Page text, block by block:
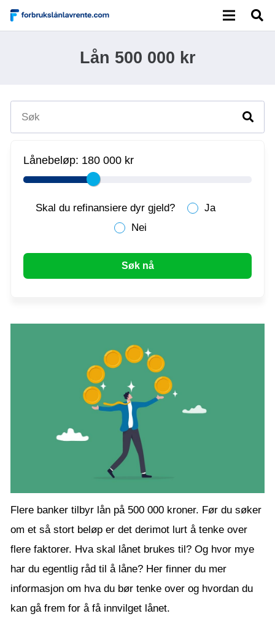
Lån 500 000 kr
Flere banker tilbyr lån på 500 000 kroner. Før du søker
om et så stort beløp er det derimot lurt å tenke over
flere faktorer. Hva skal lånet brukes til? Og hvor mye
har du egentlig råd til å låne? Her finner du mer
informasjon om hva du bør tenke over og hvordan du
kan gå frem for å få innvilget lånet.
Lånebeløp: 180 000 kr
Skal du refinansiere dyr gjeld?
Ja
Nei
Søk nå